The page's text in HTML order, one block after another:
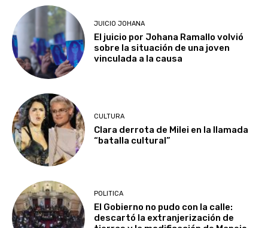
JUICIO JOHANA
El juicio por Johana Ramallo volvió
sobre la situación de una joven
vinculada a la causa
CULTURA
Clara derrota de Milei en la llamada
“batalla cultural”
POLITICA
El Gobierno no pudo con la calle:
descartó la extranjerización de